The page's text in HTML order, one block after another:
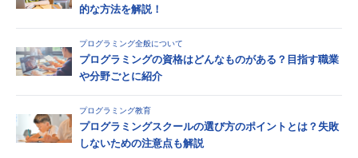
的な方法を解説！
プログラミング全般について
プログラミングの資格はどんなものがある？目指す職業
や分野ごとに紹介
プログラミング教育
プログラミングスクールの選び方のポイントとは？失敗
しないための注意点も解説